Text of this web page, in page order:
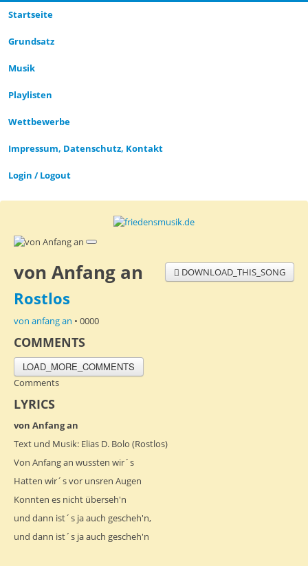
Startseite
Grund­satz­
Musik
Playlisten
Wettbewerbe
Impressum, Datenschutz, Kontakt
Login / Logout
DOWNLOAD_THIS_SONG
von Anfang an
Rostlos
von anfang an • 0000
COMMENTS
LOAD_MORE_COMMENTS
Comments
LYRICS
von Anfang an
Text und Musik: Elias D. Bolo (Rostlos)
Von Anfang an wussten wir´s
Hatten wir´s vor unsren Augen
Konnten es nicht überseh'n
und dann ist´s ja auch gescheh'n,
und dann ist´s ja auch gescheh'n